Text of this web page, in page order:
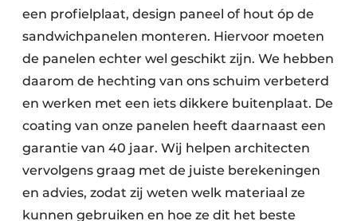
een profielplaat, design paneel of hout óp de
sandwichpanelen monteren. Hiervoor moeten
de panelen echter wel geschikt zijn. We hebben
daarom de hechting van ons schuim verbeterd
en werken met een iets dikkere buitenplaat. De
coating van onze panelen heeft daarnaast een
garantie van 40 jaar. Wij helpen architecten
vervolgens graag met de juiste berekeningen
en advies, zodat zij weten welk materiaal ze
kunnen gebruiken en hoe ze dit het beste